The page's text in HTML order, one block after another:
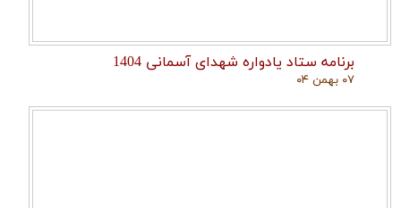
برنامه ستاد یادواره شهدای آسمانی 1404
۰۷ بهمن ۰۴